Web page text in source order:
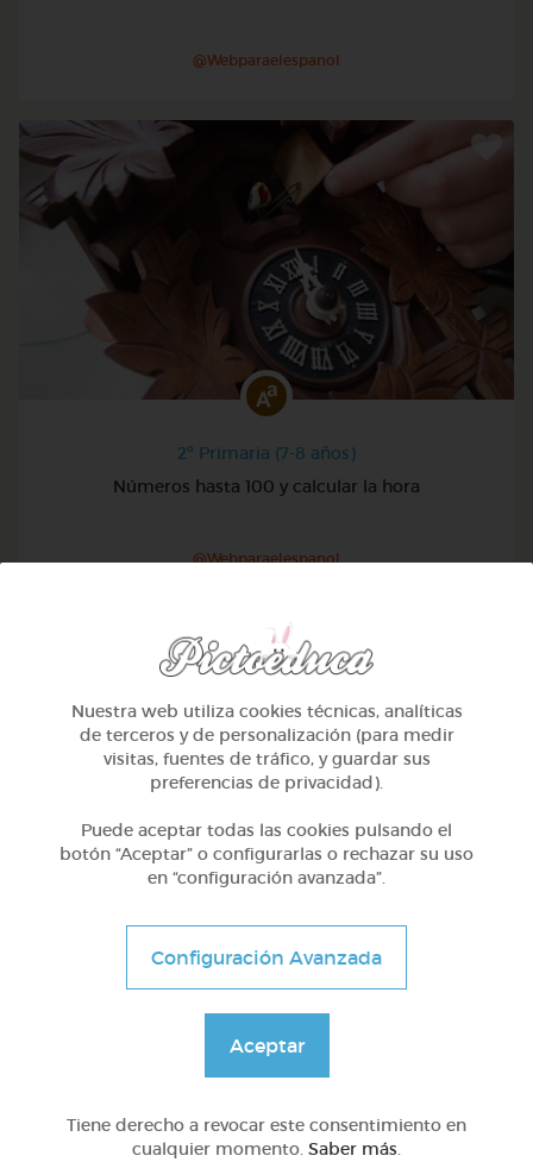
@Webparaelespanol
2º Primaria (7-8 años)
Números hasta 100 y calcular la hora
@Webparaelespanol
2º Primaria (7-8 años)
Lo más sano en la cocina y 2 fábulas de esopo
@Webparaelespanol
Nuestra web utiliza cookies técnicas, analíticas
de terceros y de personalización (para medir
visitas, fuentes de tráfico, y guardar sus
preferencias de privacidad).
Puede aceptar todas las cookies pulsando el
botón “Aceptar” o configurarlas o rechazar su uso
en “configuración avanzada”.
Configuración Avanzada
Aceptar
Tiene derecho a revocar este consentimiento en
cualquier momento. Saber más.